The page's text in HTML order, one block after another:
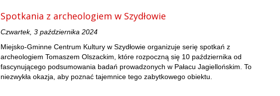
Spotkania z archeologiem w Szydłowie
Czwartek, 3 października 2024
Miejsko-Gminne Centrum Kultury w Szydłowie organizuje serię spotkań z
archeologiem Tomaszem Olszackim, które rozpoczną się 10 października od
fascynującego podsumowania badań prowadzonych w Pałacu Jagiellońskim. To
niezwykła okazja, aby poznać tajemnice tego zabytkowego obiektu.